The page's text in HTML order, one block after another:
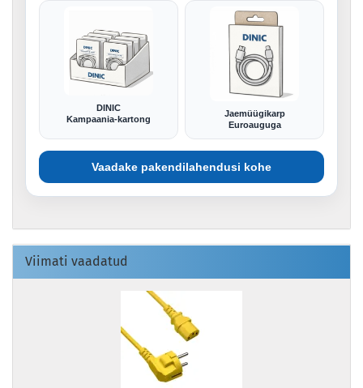
DINIC
Kampaania-kartong
Jaemüügikarp
Euroauguga
Vaadake pakendilahendusi kohe
Viimati vaadatud